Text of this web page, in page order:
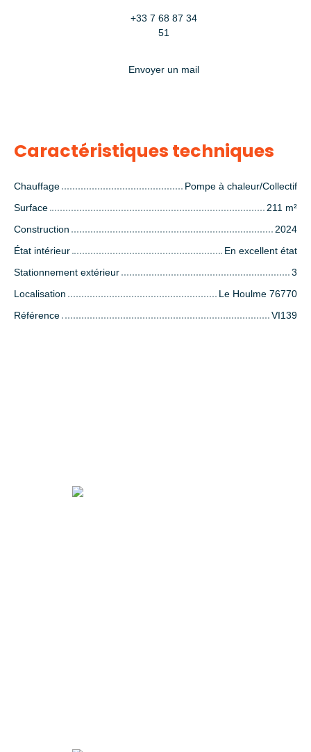
+33 7 68 87 34
51
Envoyer un mail
Caractéristiques techniques
Chauffage
Pompe à chaleur/Collectif
Surface
211 m²
Construction
2024
État intérieur
En excellent état
Stationnement extérieur
3
Localisation
Le Houlme 76770
Référence
VI139